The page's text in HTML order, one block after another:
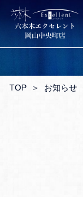
TOP ＞ お知らせ